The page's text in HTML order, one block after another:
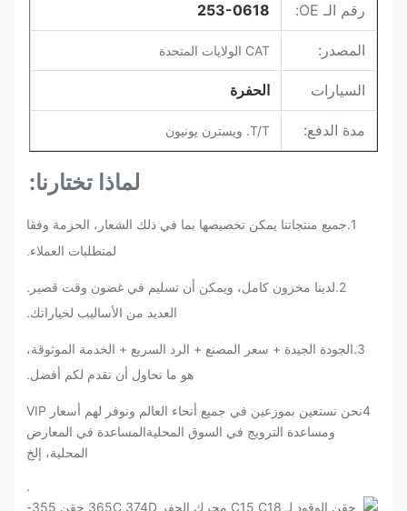
رقم الـ OE: 253-0618
المصدر: CAT الولايات المتحدة
السيارات الحفرة
مدة الدفع: T/T. ويسترن يونيون
لماذا تختارنا:
1. جميع منتجاتنا يمكن تخصيصها بما في ذلك الشعار، الحزمة وفقا
لمتطلبات العملاء.
2.لدينا مخزون كامل، ويمكن أن تسليم في غضون وقت قصير.
العديد من الأساليب لخياراتك.
3
.الجودة الجيدة + سعر المصنع + الرد السريع + الخدمة الموثوقة،
هو ما نحاول أن نقدم لكم أفضل.
4نحن نستعين بموزعين في جميع أنحاء العالم ونوفر لهم أسعار VIP
ومساعدة الترويج في السوق المحليةالمساعدة في المعارض
المحلية، إلخ
.